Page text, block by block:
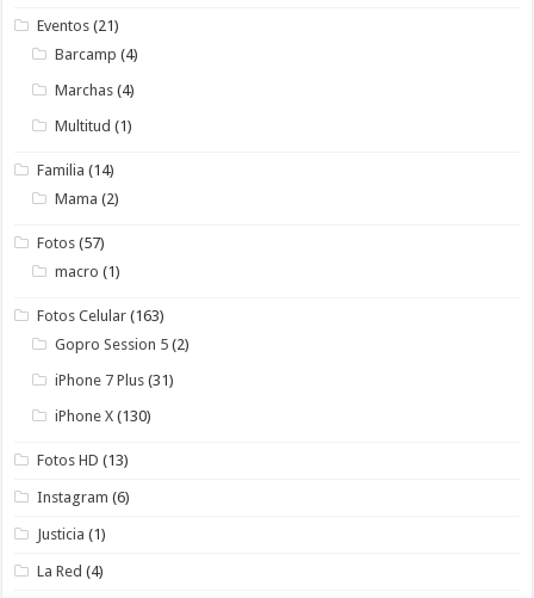
Eventos (21)
Barcamp (4)
Marchas (4)
Multitud (1)
Familia (14)
Mama (2)
Fotos (57)
macro (1)
Fotos Celular (163)
Gopro Session 5 (2)
iPhone 7 Plus (31)
iPhone X (130)
Fotos HD (13)
Instagram (6)
Justicia (1)
La Red (4)